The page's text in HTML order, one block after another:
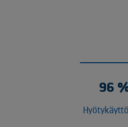
96